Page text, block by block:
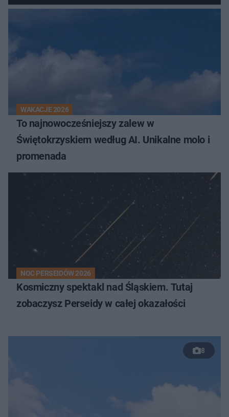
WAKACJE 2026
To najnowocześniejszy zalew w
Świętokrzyskiem według AI. Unikalne molo i
promenada
NOC PERSEIDÓW 2026
Kosmiczny spektakl nad Śląskiem. Tutaj
zobaczysz Perseidy w całej okazałości
8